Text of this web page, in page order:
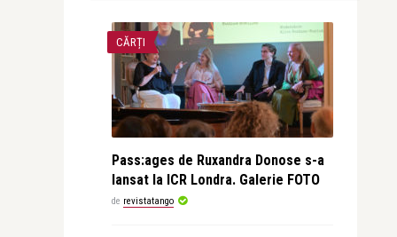
CĂRȚI
Pass:ages de Ruxandra Donose s-a
lansat la ICR Londra. Galerie FOTO
de revistatango